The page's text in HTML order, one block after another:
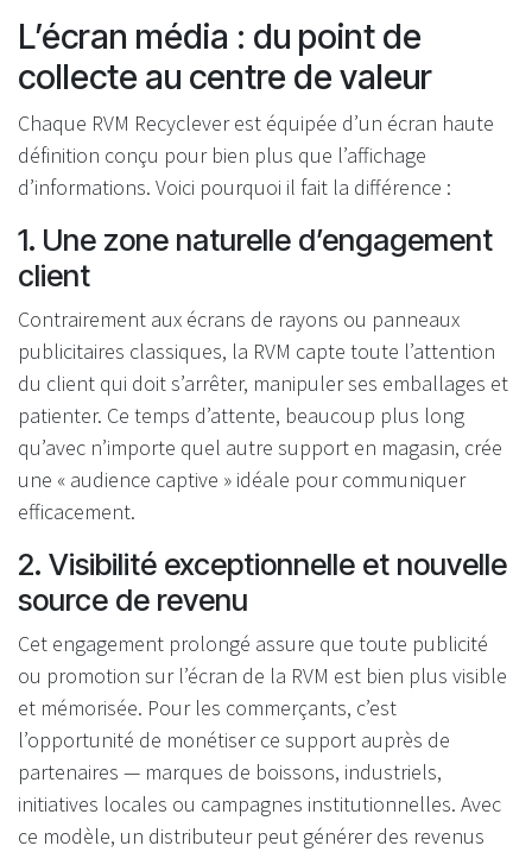
L’écran média : du point de
collecte au centre de valeur
Chaque RVM Recyclever est équipée d’un écran haute
définition conçu pour bien plus que l’affichage
d’informations. Voici pourquoi il fait la différence :
1. Une zone naturelle d’engagement
client
Contrairement aux écrans de rayons ou panneaux
publicitaires classiques, la RVM capte toute l’attention
du client qui doit s’arrêter, manipuler ses emballages et
patienter. Ce temps d’attente, beaucoup plus long
qu’avec n’importe quel autre support en magasin, crée
une « audience captive » idéale pour communiquer
efficacement.
2. Visibilité exceptionnelle et nouvelle
source de revenu
Cet engagement prolongé assure que toute publicité
ou promotion sur l’écran de la RVM est bien plus visible
et mémorisée. Pour les commerçants, c’est
l’opportunité de monétiser ce support auprès de
partenaires — marques de boissons, industriels,
initiatives locales ou campagnes institutionnelles. Avec
ce modèle, un distributeur peut générer des revenus